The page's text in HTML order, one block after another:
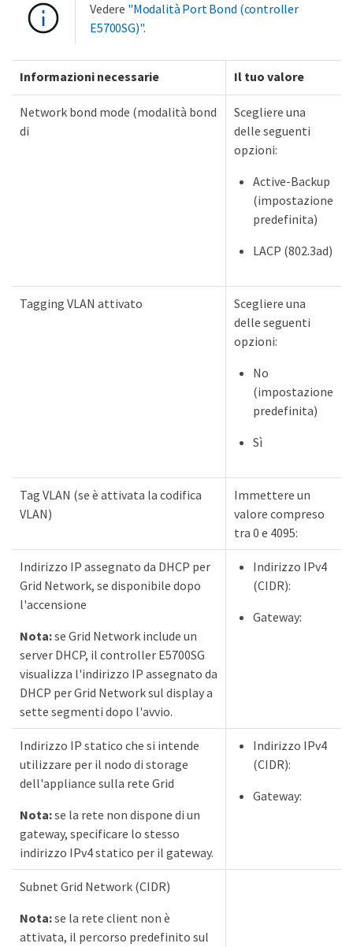
Vedere "Modalità Port Bond (controller
E5700SG)".
Informazioni necessarie Il tuo valore
Network bond mode (modalità bond
di
Scegliere una
delle seguenti
opzioni:
Active-Backup
(impostazione
predefinita)
LACP (802.3ad)
Tagging VLAN attivato
Scegliere una
delle seguenti
opzioni:
No
(impostazione
predefinita)
Sì
Tag VLAN (se è attivata la codifica
VLAN)
Immettere un
valore compreso
tra 0 e 4095:
Indirizzo IP assegnato da DHCP per
Grid Network, se disponibile dopo
l'accensione
Nota:se Grid Network include un
server DHCP, il controller E5700SG
visualizza l'indirizzo IP assegnato da
DHCP per Grid Network sul display a
sette segmenti dopo l'avvio.
Indirizzo IPv4
(CIDR):
Gateway:
Indirizzo IP statico che si intende
utilizzare per il nodo di storage
dell'appliance sulla rete Grid
Nota:se la rete non dispone di un
gateway, specificare lo stesso
indirizzo IPv4 statico per il gateway.
Indirizzo IPv4
(CIDR):
Gateway:
Subnet Grid Network (CIDR)
Nota:se la rete client non è
attivata, il percorso predefinito sul